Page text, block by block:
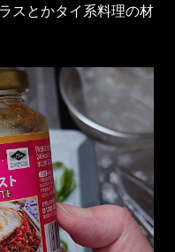
スとかタイ系料理の材